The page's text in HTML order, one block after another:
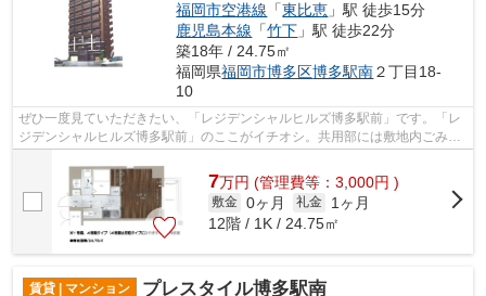
福岡市空港線 「東比恵 」駅 徒歩15分
鹿児島本線 「竹下 」駅 徒歩22分
築18年 / 24.75㎡
福岡県福岡市博多区博多駅南２丁目18-
10
ぜひ一度見ていただきたい、「レジデンシャルヒルズ博多駅前」です。「レ
ジデンシャルヒルズ博多駅前」のここがイチオシ。共用部には敷地内ごみ置
7万円 (管理費等：3,000円 )
敷金 0ヶ月 礼金
1ヶ月
12階 / 1K / 24.75㎡
賃貸 | マンション プレスタイル博多駅南